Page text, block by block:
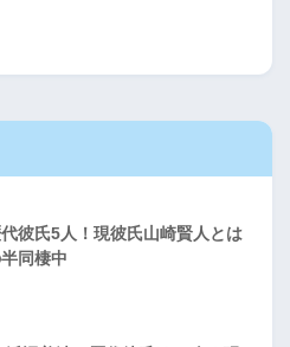
彼氏5人！現彼氏山崎賢人とは
同棲中